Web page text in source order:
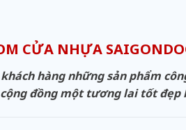
CỬA NHỰA
hàng những sản phẩm
đồng một tương lai tốt đẹp